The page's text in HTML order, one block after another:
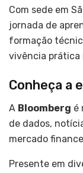
Com sede em
jornada de
formação
vivência prática
Conheça a
A Bloomberg é
de dados,
mercado
Presente em